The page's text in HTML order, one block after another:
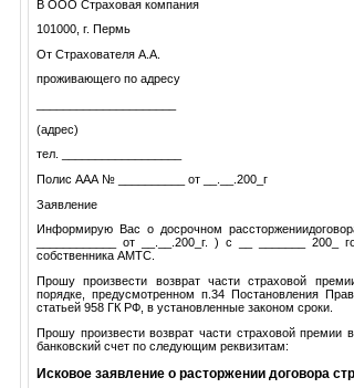
В ООО Страховая компания
101000, г. Пермь
От Страхователя А.А.
проживающего по адресу
(адрес)
тел. __________________
Полис ААА № __________ от __.__.200_г
Заявление
Информирую Вас о досрочном
____________ от __.__.200_г. ) с __ _______ 200_
собственника АМТС.
Прошу произвести возврат части страховой
порядке, предусмотренном п.34 Постановления
статьей 958 ГК РФ, в установленные законом сроки.
Прошу произвести возврат части страховой премии
банковский счет по следующим реквизитам:
Исковое заявление о расторжении договора